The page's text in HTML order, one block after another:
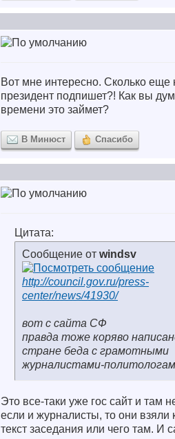
Вот мне интересно. Сколько еще
президент подпишет?! Как вы
времени это займет?
В Минюст Спасибо
Цитата:
Сообщение от windsv
http://council.gov.ru/press-
center/news/41930/
вот с сайта СФ
правда тоже коряво
стране беда с грамотными
журналистами-
Это все-таки уже гос сайт и там
если и журналисты, то они взяли
текст заседания или чего там. И